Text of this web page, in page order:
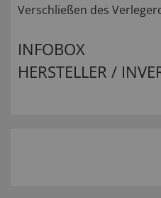
Verschließen des
INFOBOX
HERSTELLER /